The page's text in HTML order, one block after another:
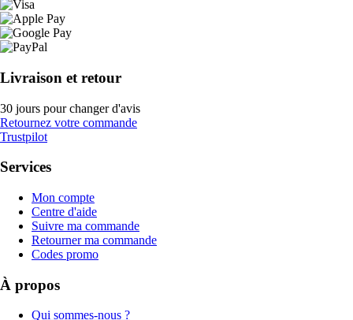
Livraison et retour
30 jours pour changer d'avis
Retournez votre commande
Trustpilot
Services
Mon compte
Centre d'aide
Suivre ma commande
Retourner ma commande
Codes promo
À propos
Qui sommes-nous ?